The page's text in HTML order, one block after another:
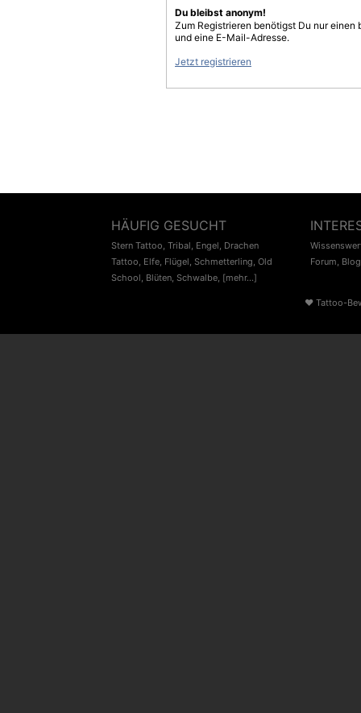
Du bleibst anonym!
Zum Registrieren benötigst Du nur einen
und eine E-Mail-Adresse.
Jetzt registrieren
HÄUFIG GESUCHT
Stern Tattoo, Tribal, Engel, Drachen
Tattoo, Elfe, Flügel, Schmetterling, Old
School, Blüten, Schwalbe, [mehr...]
Forum, Blog
♥ Tattoo-